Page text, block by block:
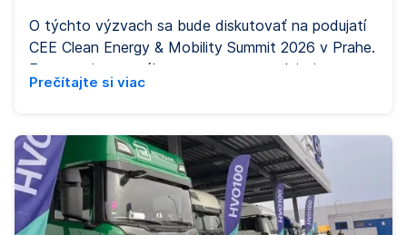
O týchto výzvach sa bude diskutovať na podujatí
CEE Clean Energy & Mobility Summit 2026 v Prahe.
Eurowag je generálnym partnerom podujatia
Prečítajte si viac